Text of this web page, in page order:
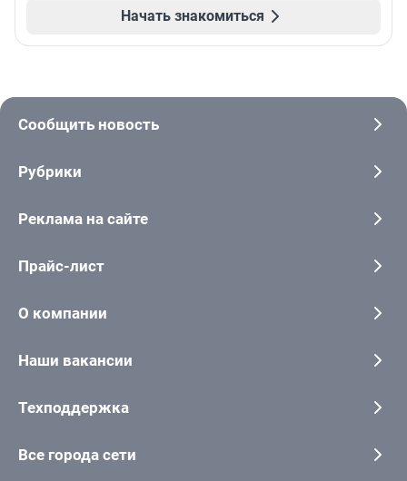
Начать знакомиться
Сообщить новость
Рубрики
Реклама на сайте
Прайс-лист
О компании
Наши вакансии
Техподдержка
Все города сети